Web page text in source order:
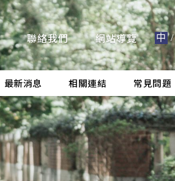
聯絡我們 網站導覽 中 /
最新消息 相關連結 常見問題